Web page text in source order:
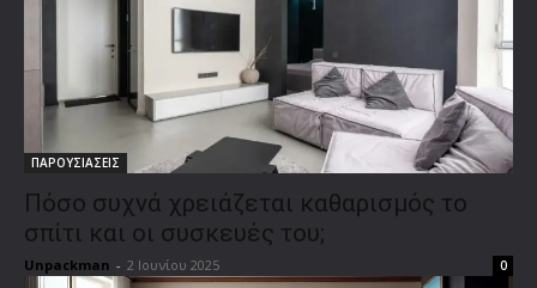
ΠΑΡΟΥΣΙΑΣΕΙΣ
Πόσο συχνά χρειάζεται καθαρισμός το
σπίτι και οι συσκευές του;
Unpackman - 2 Ιουνίου 2025 0